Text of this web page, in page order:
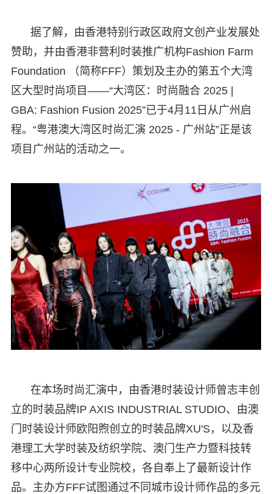
据了解，由香港特别行政区政府文创产业发展处
赞助，并由香港非营利时装推广机构Fashion Farm
Foundation （简称FFF）策划及主办的第五个大湾
区大型时尚项目——“大湾区：时尚融合 2025 |
GBA: Fashion Fusion 2025”已于4月11日从广州启
程。“粤港澳大湾区时尚汇演 2025 - 广州站”正是该
项目广州站的活动之一。
在本场时尚汇演中，由香港时装设计师曾志丰创
立的时装品牌IP AXIS INDUSTRIAL STUDIO、由澳
门时装设计师欧阳煦创立的时装品牌XU'S，以及香
港理工大学时装及纺织学院、澳门生产力暨科技转
移中心两所设计专业院校，各自奉上了最新设计作
品。主办方FFF试图通过不同城市设计师作品的多元